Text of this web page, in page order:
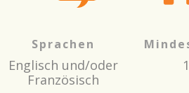
Sprachen
Englisch und/oder
Französisch